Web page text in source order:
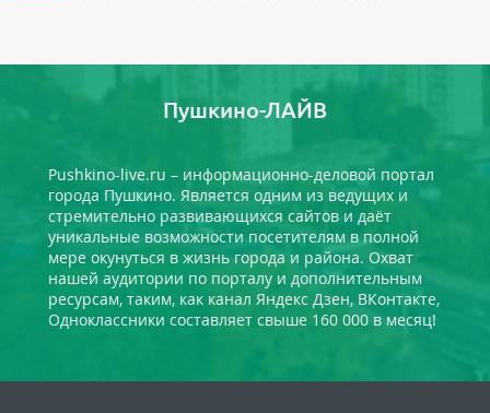
Пушкино-ЛАЙВ
Pushkino-live.ru – информационно-деловой портал
города Пушкино. Является одним из ведущих и
стремительно развивающихся сайтов и даёт
уникальные возможности посетителям в полной
мере окунуться в жизнь города и района. Охват
нашей аудитории по порталу и дополнительным
ресурсам, таким, как канал Яндекс Дзен, ВКонтакте,
Одноклассники составляет свыше 160 000 в месяц!